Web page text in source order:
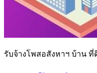
รับจ้างโพสอสังหาฯ บ้าน